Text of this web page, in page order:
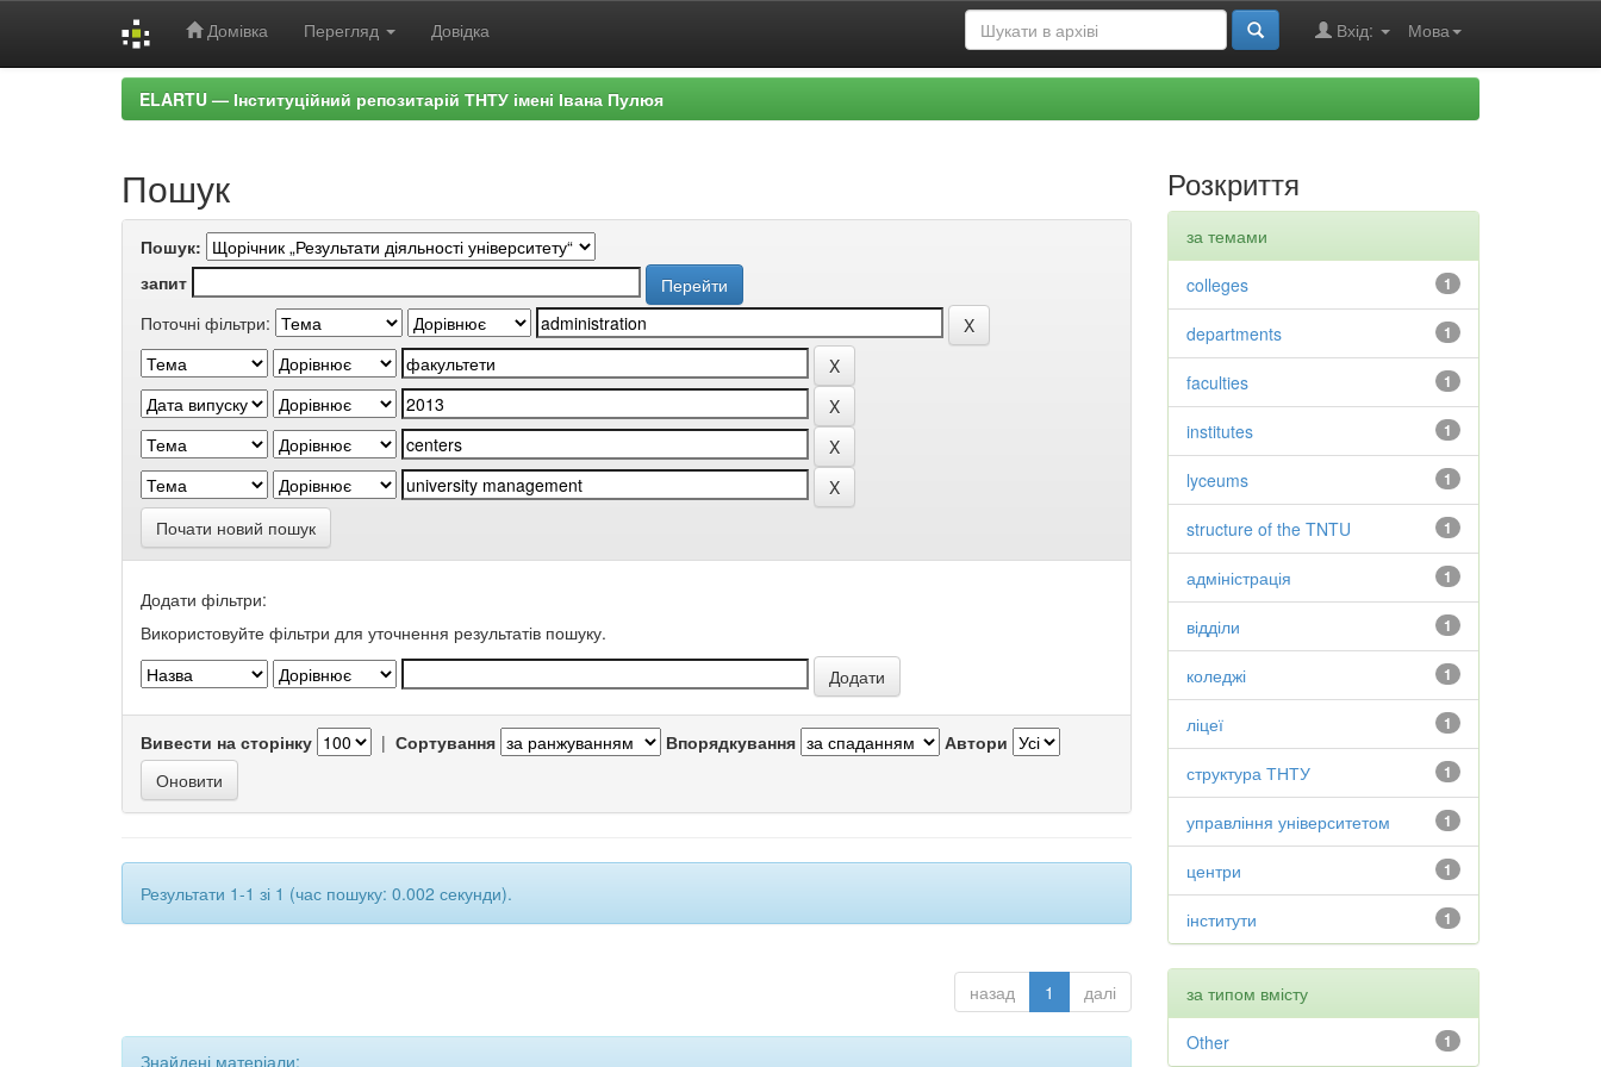
Домівка Перегляд Довідка Мова
Вхід:
ELARTU — Інституційний репозитарій ТНТУ імені Івана Пулюя
Пошук
Пошук:
запит
Поточні фільтри:
Почати новий пошук
Додати фільтри:
Використовуйте фільтри для уточнення результатів пошуку.
Вивести на сторінку | Сортування Впорядкування Автори
Результати 1-1 зі 1 (час пошуку: 0.002 секунди).
назад 1 далі
Знайдені матеріали:
Розкриття
за темами
1
colleges
1
departments
1
faculties
1
institutes
1
lyceums
1
structure of the TNTU
1
адміністрація
1
відділи
1
коледжі
1
ліцеї
1
структура ТНТУ
1
управління університетом
1
центри
1
інститути
за типом вмісту
1
Other